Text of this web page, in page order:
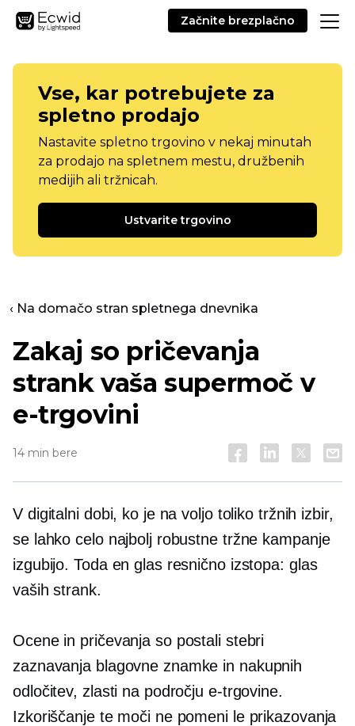
Začnite brezplačno
Vse, kar potrebujete za
spletno prodajo
Nastavite spletno trgovino v nekaj minutah
za prodajo na spletnem mestu, družbenih
medijih ali tržnicah.
Ustvarite trgovino
‹ Na domačo stran spletnega dnevnika
Zakaj so pričevanja
strank vaša supermoč v
e-trgovini
14 min bere
V digitalni dobi, ko je na voljo toliko tržnih izbir,
se lahko celo najbolj robustne tržne kampanje
izgubijo. Toda en glas resnično izstopa: glas
vaših strank.
Ocene in pričevanja so postali stebri
zaznavanja blagovne znamke in nakupnih
odločitev, zlasti na področju e-trgovine.
Izkoriščanje te moči ne pomeni le prikazovanja